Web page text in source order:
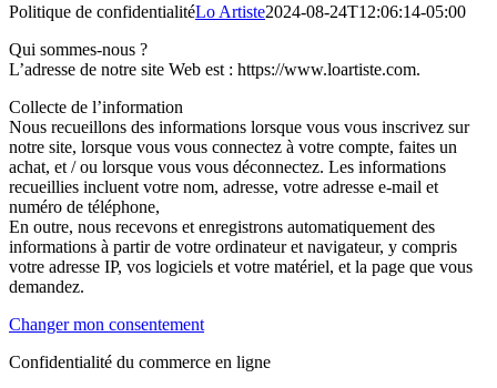
Politique de confidentialitéLo Artiste2024-08-24T12:06:14-05:00
Qui sommes-nous ?
L’adresse de notre site Web est : https://www.loartiste.com.
Collecte de l’information
Nous recueillons des informations lorsque vous vous inscrivez sur
notre site, lorsque vous vous connectez à votre compte, faites un
achat, et / ou lorsque vous vous déconnectez. Les informations
recueillies incluent votre nom, adresse, votre adresse e-mail et
numéro de téléphone,
En outre, nous recevons et enregistrons automatiquement des
informations à partir de votre ordinateur et navigateur, y compris
votre adresse IP, vos logiciels et votre matériel, et la page que vous
demandez.
Changer mon consentement
Confidentialité du commerce en ligne